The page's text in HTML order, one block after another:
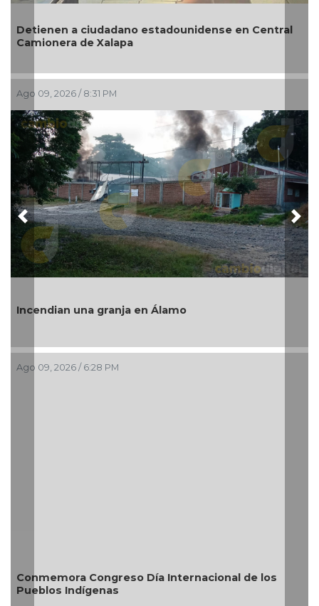
a ciudadano estadounidense en Central
de Xalapa
2026 / 8:31 PM
una granja en Álamo
2026 / 6:28 PM
Congreso Día Internacional de los
Indígenas
Rosa
Previous